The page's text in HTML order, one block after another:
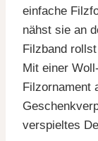
einfache
nähst sie an
Filzband
Mit einer
Filzornament
verspieltes